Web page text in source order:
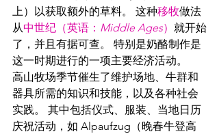
上）以获取额外的草料。 这种移牧做法
从中世纪（英语： Middle Ages） 就开始
了，并且有据可查。 特别是奶酪制作是
这一时期进行的一项主要经济活动。
高山牧场季节催生了维护场地、牛群和
器具所需的知识和技能，以及各种社会
实践。 其中包括仪式、服装、当地日历
庆祝活动，如 Alpaufzug（晚春牛登高